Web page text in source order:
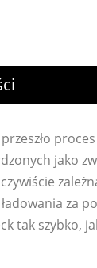
jako
za
tak szybko,